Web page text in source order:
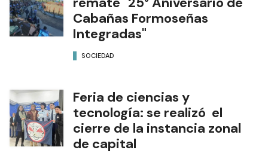
Cabañas Formoseñas
Integradas"
SOCIEDAD
Feria de ciencias y
tecnología: se realizó el
cierre de la instancia zonal
de capital